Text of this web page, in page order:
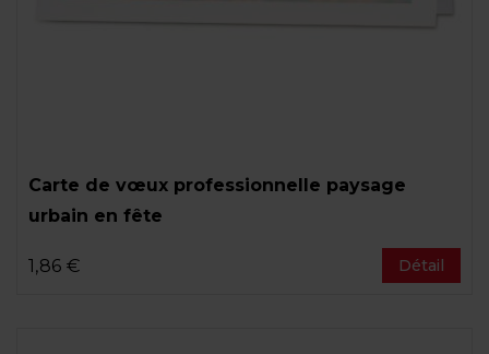
Carte de vœux professionnelle paysage
urbain en fête
1,86 € Détail